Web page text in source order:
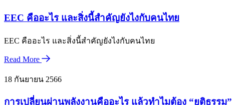
EEC คืออะไร และสิ่งนี้สำคัญยังไงกับคนไทย
EEC คืออะไร และสิ่งนี้สำคัญยังไงกับคนไทย
Read More
18 กันยายน 2566
การเปลี่ยนผ่านพลังงานคืออะไร แล้วทำไมต้อง “ยุติธรรม”